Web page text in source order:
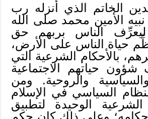
الخاتم الذي أنزله رب
الأمين محمد صلى الله
الناس بربهم حق
حياة الناس على الأرض،
بالأحكام الشرعية التي
شؤون حياتهم الاجتماعية
والسياسية والروحية. ومن
السياسي في الإسلام
الوحيدة لتطبيق
وعلى ذلك كان حكم